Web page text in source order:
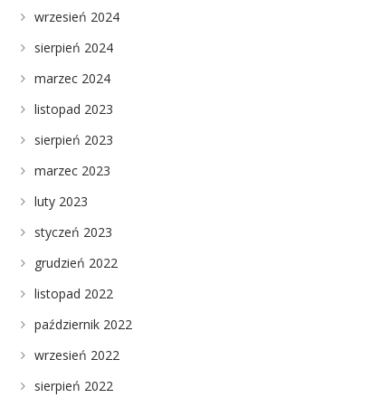
wrzesień 2024
sierpień 2024
marzec 2024
listopad 2023
sierpień 2023
marzec 2023
luty 2023
styczeń 2023
grudzień 2022
listopad 2022
październik 2022
wrzesień 2022
sierpień 2022